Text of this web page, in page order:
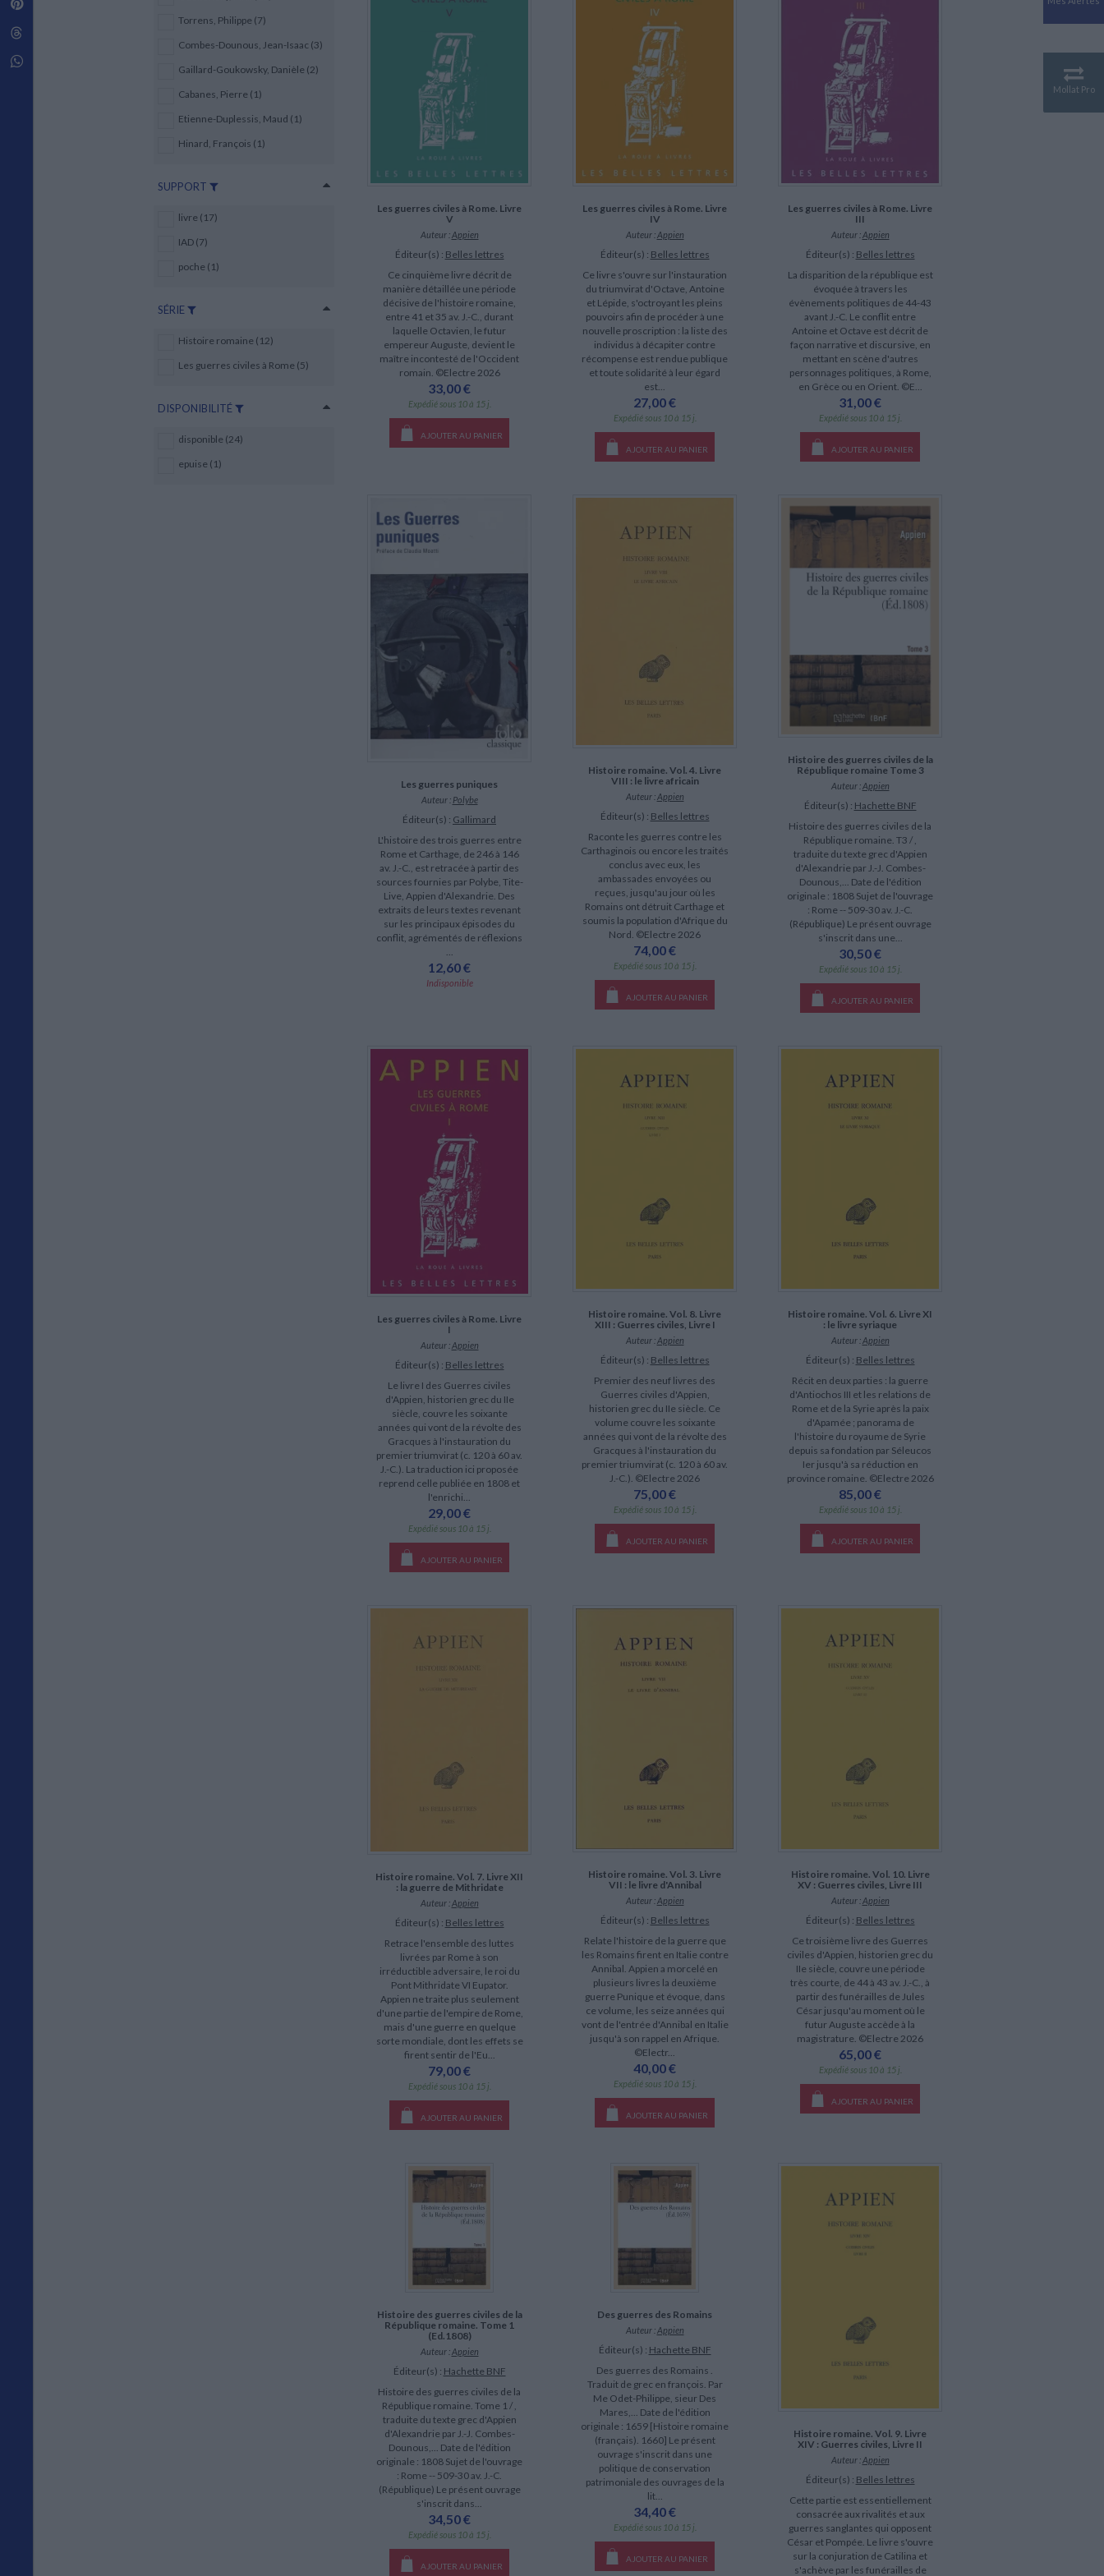
CHARGEMENT...
Mollat Pro
LITTÉRATURE DE VOYAGE
Récits des voyageurs et des
Vie familiale
SOCIOLOGIE
Travail social
Santé et société
ETHNOLOGIE
Anthropologie
Sécurité nationale - Défense
ECOLOGIE - ENVIRONNEMENT
Histoire moderne
Histoire contemporaine
BIOGRAPHIES HISTORIQUES
Biographies historiques
HISTOIRE - GÉNÉRALITÉS
Historiographie
Etudes historiques
Généalogie - Héraldique
GÉOGRAPHIE
Géographie - Démographie -
CULTURE SCIENTIFIQUE
Essais scientifique
Matériaux de l’architecture
Urbanisme
Disciplines paramédicales
Dictionnaires Français
Langues universitaires -
Dictionnaires et méthodes
Méthodes Langues Grand public
Français langues étrangères
Torrens, Philippe (7)
Combes-Dounous, Jean-Isaac (3)
Gaillard-Goukowsky, Danièle (2)
Cabanes, Pierre (1)
Etienne-Duplessis, Maud (1)
Hinard, François (1)
SUPPORT
livre (17)
IAD (7)
poche (1)
SÉRIE
Histoire romaine (12)
Les guerres civiles à Rome (5)
DISPONIBILITÉ
disponible (24)
epuise (1)
Les guerres civiles à Rome. Livre
V
Auteur : Appien
Éditeur(s) : Belles lettres
Ce cinquième livre décrit de
manière détaillée une période
décisive de l'histoire romaine,
entre 41 et 35 av. J.-C., durant
laquelle Octavien, le futur
empereur Auguste, devient le
maître incontesté de l'Occident
romain. ©Electre 2026
33,00 €
Expédié sous 10 à 15 j.
AJOUTER AU PANIER
Les guerres civiles à Rome. Livre
IV
Auteur :Appien
Éditeur(s) : Belles lettres
Ce livre s'ouvre sur l'instauration
du triumvirat d'Octave, Antoine
et Lépide, s'octroyant les pleins
pouvoirs afin de procéder à une
nouvelle proscription : la liste des
individus à décapiter contre
récompense est rendue publique
et toute solidarité à leur égard
est...
27,00 €
Expédié sous 10 à 15 j.
AJOUTER AU PANIER
Les guerres civiles à Rome. Livre
III
Auteur :Appien
Éditeur(s) : Belles lettres
La disparition de la république est
évoquée à travers les
évènements politiques de 44-43
avant J.-C. Le conflit entre
Antoine et Octave est décrit de
façon narrative et discursive, en
mettant en scène d'autres
personnages politiques, à Rome,
en Grèce ou en Orient. ©E...
31,00 €
Expédié sous 10 à 15 j.
AJOUTER AU PANIER
Les guerres puniques
Auteur : Polybe
Éditeur(s) : Gallimard
L'histoire des trois guerres entre
Rome et Carthage, de 246 à 146
av. J.-C., est retracée à partir des
sources fournies par Polybe, Tite-
Live, Appien d'Alexandrie. Des
extraits de leurs textes revenant
sur les principaux épisodes du
conflit, agrémentés de réflexions
...
12,60 €
Indisponible
Histoire romaine. Vol. 4. Livre
VIII : le livre africain
Auteur :Appien
Éditeur(s) : Belles lettres
Raconte les guerres contre les
Carthaginois ou encore les traités
conclus avec eux, les
ambassades envoyées ou
reçues, jusqu'au jour où les
Romains ont détruit Carthage et
soumis la population d'Afrique du
Nord. ©Electre 2026
74,00 €
Expédié sous 10 à 15 j.
AJOUTER AU PANIER
Histoire des guerres civiles de la
République romaine Tome 3
Auteur :Appien
Éditeur(s) : Hachette BNF
Histoire des guerres civiles de la
République romaine. T3 / ,
traduite du texte grec d'Appien
d'Alexandrie par J.-J. Combes-
Dounous,... Date de l'édition
originale : 1808 Sujet de l'ouvrage
: Rome -- 509-30 av. J.-C.
(République) Le présent ouvrage
s'inscrit dans une...
30,50 €
Expédié sous 10 à 15 j.
AJOUTER AU PANIER
Les guerres civiles à Rome. Livre
I
Auteur :Appien
Éditeur(s) : Belles lettres
Le livre I des Guerres civiles
d'Appien, historien grec du IIe
siècle, couvre les soixante
années qui vont de la révolte des
Gracques à l'instauration du
premier triumvirat (c. 120 à 60 av.
J.-C.). La traduction ici proposée
reprend celle publiée en 1808 et
l'enrichi...
29,00 €
Expédié sous 10 à 15 j.
AJOUTER AU PANIER
Histoire romaine. Vol. 8. Livre
XIII : Guerres civiles, Livre I
Auteur :Appien
Éditeur(s) : Belles lettres
Premier des neuf livres des
Guerres civiles d'Appien,
historien grec du IIe siècle. Ce
volume couvre les soixante
années qui vont de la révolte des
Gracques à l'instauration du
premier triumvirat (c. 120 à 60 av.
J.-C.). ©Electre 2026
75,00 €
Expédié sous 10 à 15 j.
AJOUTER AU PANIER
Histoire romaine. Vol. 6. Livre XI
: le livre syriaque
Auteur :Appien
Éditeur(s) : Belles lettres
Récit en deux parties : la guerre
d'Antiochos III et les relations de
Rome et de la Syrie après la paix
d'Apamée ; panorama de
l'histoire du royaume de Syrie
depuis sa fondation par Séleucos
Ier jusqu'à sa réduction en
province romaine. ©Electre 2026
85,00 €
Expédié sous 10 à 15 j.
AJOUTER AU PANIER
Histoire romaine. Vol. 7. Livre XII
: la guerre de Mithridate
Auteur :Appien
Éditeur(s) : Belles lettres
Retrace l'ensemble des luttes
livrées par Rome à son
irréductible adversaire, le roi du
Pont Mithridate VI Eupator.
Appien ne traite plus seulement
d'une partie de l'empire de Rome,
mais d'une guerre en quelque
sorte mondiale, dont les effets se
firent sentir de l'Eu...
79,00 €
Expédié sous 10 à 15 j.
AJOUTER AU PANIER
Histoire romaine. Vol. 3. Livre
VII : le livre d'Annibal
Auteur : Appien
Éditeur(s) : Belles lettres
Relate l'histoire de la guerre que
les Romains firent en Italie contre
Annibal. Appien a morcelé en
plusieurs livres la deuxième
guerre Punique et évoque, dans
ce volume, les seize années qui
vont de l'entrée d'Annibal en Italie
jusqu'à son rappel en Afrique.
©Electr...
40,00 €
Expédié sous 10 à 15 j.
AJOUTER AU PANIER
Histoire romaine. Vol. 10. Livre
XV : Guerres civiles, Livre III
Auteur : Appien
Éditeur(s) : Belles lettres
Ce troisième livre des Guerres
civiles d'Appien, historien grec du
IIe siècle, couvre une période
très courte, de 44 à 43 av. J.-C., à
partir des funérailles de Jules
César jusqu'au moment où le
futur Auguste accède à la
magistrature. ©Electre 2026
65,00 €
Expédié sous 10 à 15 j.
AJOUTER AU PANIER
Histoire des guerres civiles de la
République romaine. Tome 1
(Ed.1808)
Auteur :Appien
Éditeur(s) : Hachette BNF
Histoire des guerres civiles de la
République romaine. Tome 1 / ,
traduite du texte grec d'Appien
d'Alexandrie par J.-J. Combes-
Dounous,... Date de l'édition
originale : 1808 Sujet de l'ouvrage
: Rome -- 509-30 av. J.-C.
(République) Le présent ouvrage
s'inscrit dans...
34,50 €
Expédié sous 10 à 15 j.
AJOUTER AU PANIER
Des guerres des Romains
Auteur :Appien
Éditeur(s) : Hachette BNF
Des guerres des Romains .
Traduit de grec en françois. Par
Me Odet-Philippe, sieur Des
Mares,... Date de l'édition
originale : 1659 [Histoire romaine
(français). 1660] Le présent
ouvrage s'inscrit dans une
politique de conservation
patrimoniale des ouvrages de la
lit...
34,40 €
Expédié sous 10 à 15 j.
AJOUTER AU PANIER
Histoire romaine. Vol. 9. Livre
XIV : Guerres civiles, Livre II
Auteur : Appien
Éditeur(s) : Belles lettres
Cette partie est essentiellement
consacrée aux rivalités et aux
guerres sanglantes qui opposent
César et Pompée. Le livre s'ouvre
sur la conjuration de Catilina et
s'achève par les funérailles de